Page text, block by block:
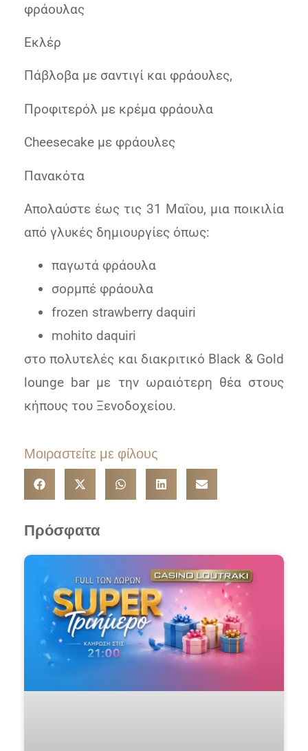
φράουλας
Eκλέρ
Πάβλοβα με σαντιγί και φράουλες,
Προφιτερόλ με κρέμα φράουλα
Cheesecake με φράουλες
Πανακότα
Απολαύστε έως τις 31 Μαΐου, μια ποικιλία
από γλυκές δημιουργίες όπως:
παγωτά φράουλα
σορμπέ φράουλα
frozen strawberry daquiri
mohito daquiri
στo πολυτελές και διακριτικό Black & Gold
lounge bar με την ωραιότερη θέα στους
κήπους του Ξενοδοχείου.
Μοιραστείτε με φίλους
Πρόσφατα